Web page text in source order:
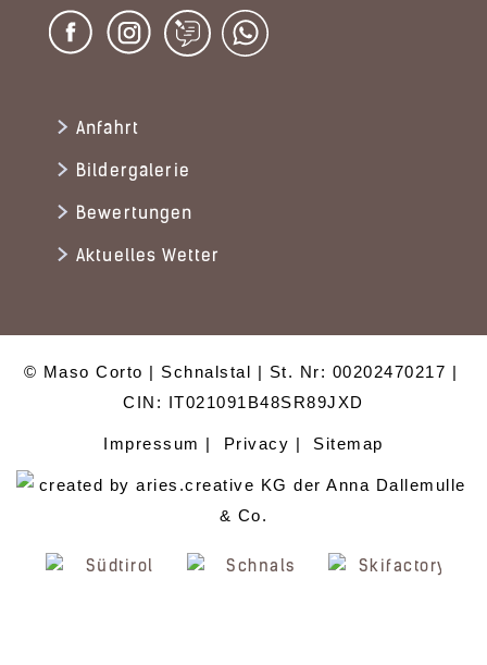
Anfahrt
Bildergalerie
Bewertungen
Aktuelles Wetter
© Maso Corto Schnalstal
St. Nr: 00202470217
CIN: IT021091B48SR89JXD
Impressum Privacy Sitemap